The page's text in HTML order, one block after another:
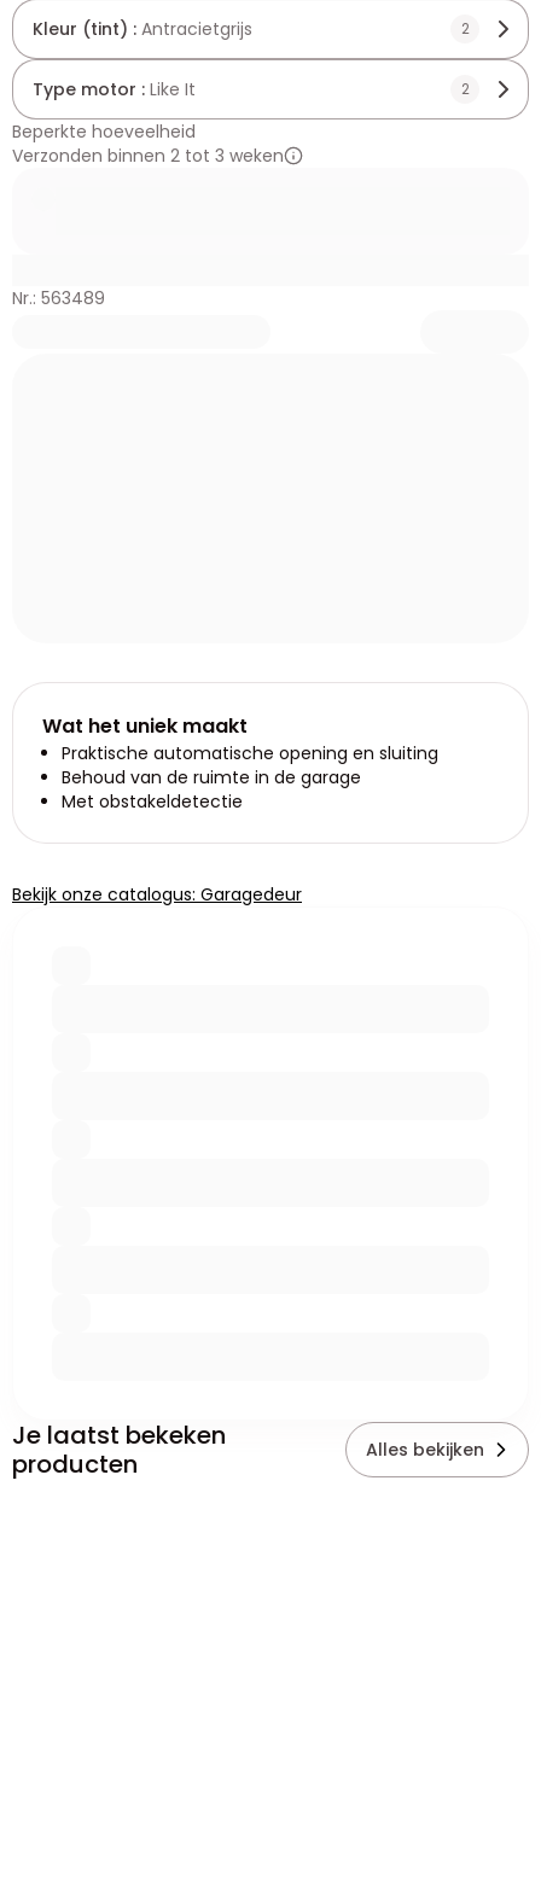
Kleur (tint) : Antracietgrijs 2
Type motor : Like It 2
Beperkte hoeveelheid
Verzonden binnen 2 tot 3 weken
Nr.: 563489
Wat het uniek maakt
Praktische automatische opening en sluiting
Behoud van de ruimte in de garage
Met obstakeldetectie
Bekijk onze catalogus: Garagedeur
Je laatst bekeken
producten
Alles bekijken